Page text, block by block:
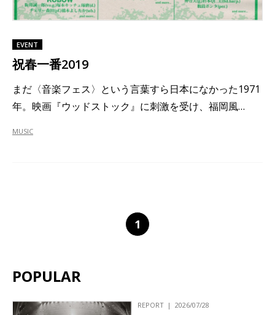
EVENT
祝春一番2019
まだ〈音楽フェス〉という言葉すら日本になかった1971
年。映画『ウッドストック』に刺激を受け、福岡風…
MUSIC
1
POPULAR
REPORT 2026/07/28